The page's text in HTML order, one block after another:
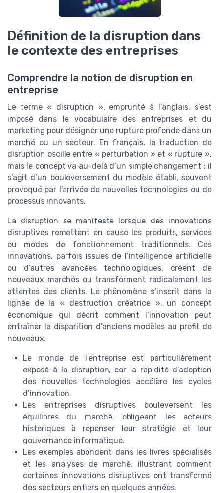
Définition de la disruption dans
le contexte des entreprises
Comprendre la notion de disruption en
entreprise
Le terme « disruption », emprunté à l’anglais, s’est
imposé dans le vocabulaire des entreprises et du
marketing pour désigner une rupture profonde dans un
marché ou un secteur. En français, la traduction de
disruption oscille entre « perturbation » et « rupture »,
mais le concept va au-delà d’un simple changement : il
s’agit d’un bouleversement du modèle établi, souvent
provoqué par l’arrivée de nouvelles technologies ou de
processus innovants.
La disruption se manifeste lorsque des innovations
disruptives remettent en cause les produits, services
ou modes de fonctionnement traditionnels. Ces
innovations, parfois issues de l’intelligence artificielle
ou d’autres avancées technologiques, créent de
nouveaux marchés ou transforment radicalement les
attentes des clients. Le phénomène s’inscrit dans la
lignée de la « destruction créatrice », un concept
économique qui décrit comment l’innovation peut
entraîner la disparition d’anciens modèles au profit de
nouveaux.
Le monde de l’entreprise est particulièrement
exposé à la disruption, car la rapidité d’adoption
des nouvelles technologies accélère les cycles
d’innovation.
Les entreprises disruptives bouleversent les
équilibres du marché, obligeant les acteurs
historiques à repenser leur stratégie et leur
gouvernance informatique.
Les exemples abondent dans les livres spécialisés
et les analyses de marché, illustrant comment
certaines innovations disruptives ont transformé
des secteurs entiers en quelques années.